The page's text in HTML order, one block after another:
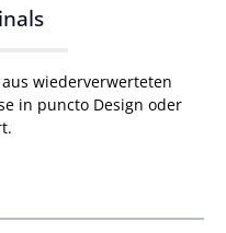
wiederverwerteten
in puncto Design oder